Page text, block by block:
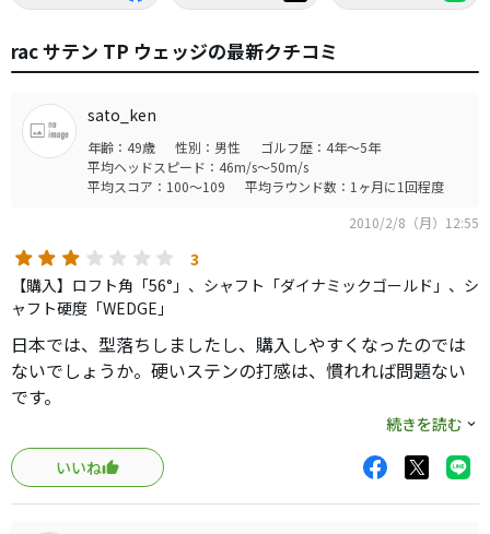
rac サテン TP ウェッジの最新クチコミ
sato_ken
年齢：49歳 性別：男性
ゴルフ歴：4年～5年
平均ヘッドスピード：46m/s～50m/s
平均スコア：100～109
平均ラウンド数：1ヶ月に1回程度
2010/2/8（月）12:55
3
【購入】ロフト角「56°」、シャフト「ダイナミックゴールド」、シ
ャフト硬度「WEDGE」
日本では、型落ちしましたし、購入しやすくなったのでは
ないでしょうか。硬いステンの打感は、慣れれば問題ない
です。
特筆すべき性能はありませんが、可もなく不可もなくって
感じでしょうか。スピンもしっかりとかかってくれます。
52°と56°を使っていますが、振り抜けが非常によく、操作
しやすいので重宝しています。
続きを読む
いいね